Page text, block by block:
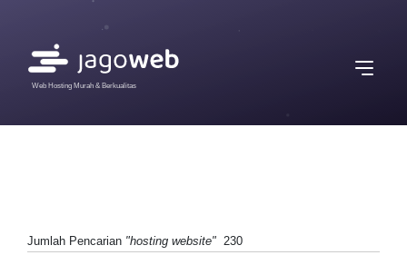
Web Hosting Murah & Berkualitas
Jumlah Pencarian "hosting website" 230